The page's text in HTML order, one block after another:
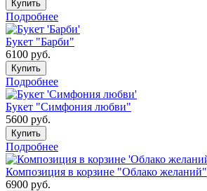
Купить
Подробнее
Букет "Барби"
6100 руб.
Купить
Подробнее
Букет "Симфония любви"
5600 руб.
Купить
Подробнее
Композиция в корзине "Облако желаний"
6900 руб.